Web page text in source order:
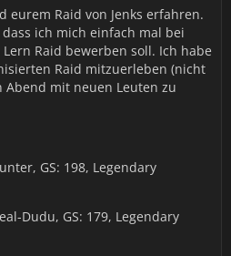
eurem Raid von Jenks erfahren.
ich mich einfach mal bei
Raid bewerben soll. Ich habe
Raid mitzuerleben (nicht
Abend mit neuen Leuten zu
GS: 198, Legendary
Dudu, GS: 179, Legendary